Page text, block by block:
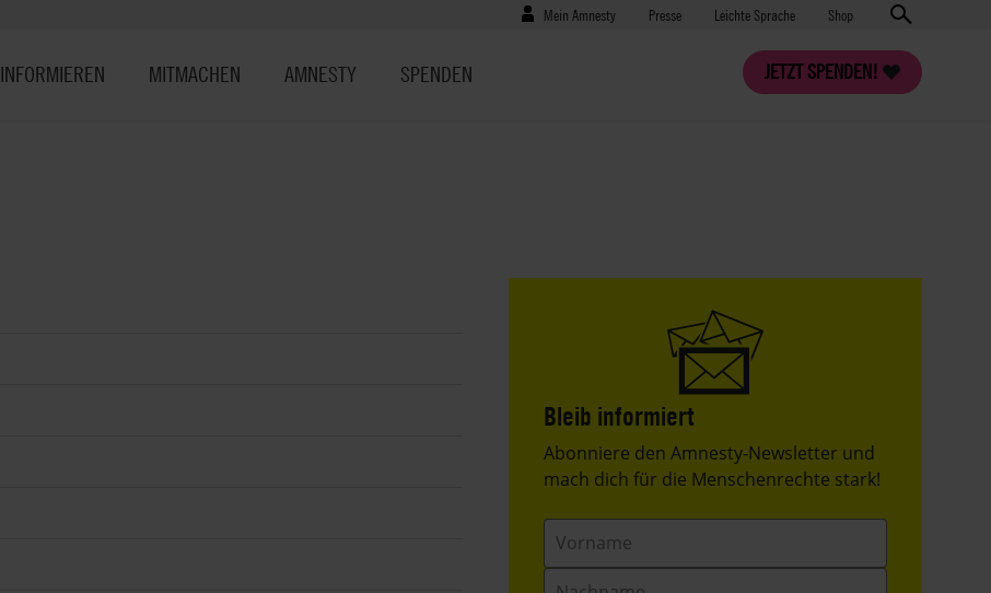
Benutzermenü
Mein Amnesty Presse
Presse Leichte Sprache Shop
JETZT SPENDEN!
INFORMIEREN MITMACHEN AMNESTY SPENDEN
Bleib informiert
Header
Text
Abonniere den Amnesty-Newsletter und
mach dich für die Menschenrechte stark!
Vorname
Nachname